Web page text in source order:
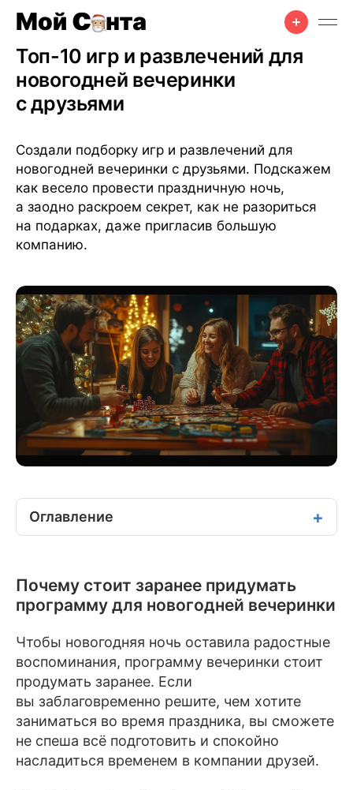
Празднование • Для друзей 7 мин чтения
Топ-10 игр и развлечений для
новогодней вечеринки
с друзьями
Создали подборку игр и развлечений для
новогодней вечеринки с друзьями. Подскажем
как весело провести праздничную ночь,
а заодно раскроем секрет, как не разориться
на подарках, даже пригласив большую
компанию.
Оглавление
Почему стоит заранее придумать
программу для новогодней вечеринки
Чтобы новогодняя ночь оставила радостные
воспоминания, программу вечеринки стоит
продумать заранее. Если
вы заблаговременно решите, чем хотите
заниматься во время праздника, вы сможете
не спеша всё подготовить и спокойно
насладиться временем в компании друзей.